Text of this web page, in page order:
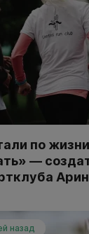
по
—
назад